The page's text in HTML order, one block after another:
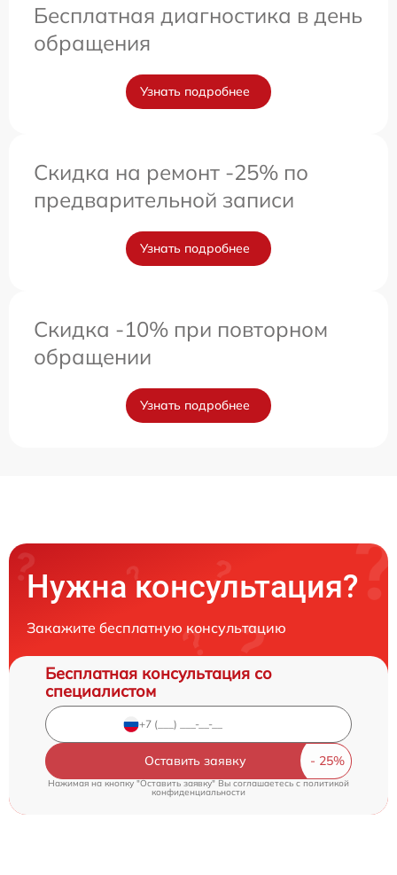
Бесплатная диагностика в день
обращения
Узнать подробнее
Скидка на ремонт -25% по
предварительной записи
Узнать подробнее
Скидка -10% при повторном
обращении
Узнать подробнее
Нужна консультация?
Закажите бесплатную консультацию
Бесплатная консультация со
специалистом
Оставить заявку
Нажимая на кнопку "Оставить заявку" Вы соглашаетесь cполитикой
конфиденциальности